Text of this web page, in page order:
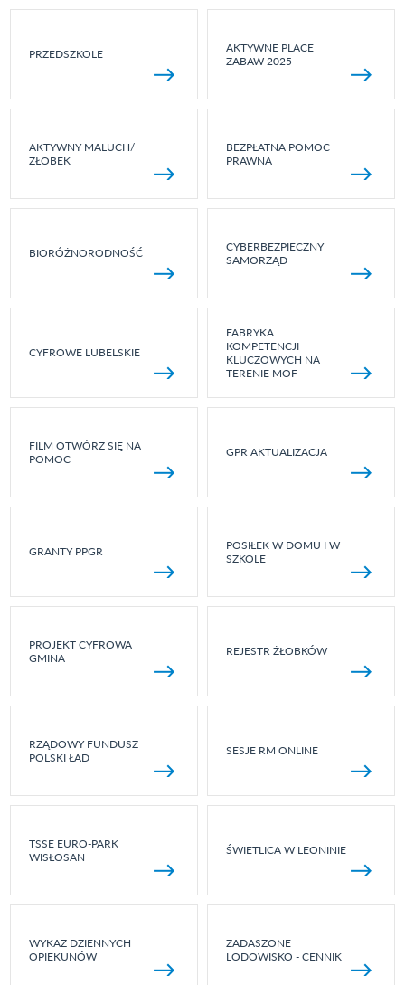
PRZEDSZKOLE
AKTYWNE PLACE
ZABAW 2025
AKTYWNY MALUCH/
ŻŁOBEK
BEZPŁATNA POMOC
PRAWNA
BIORÓŻNORODNOŚĆ
CYBERBEZPIECZNY
SAMORZĄD
CYFROWE LUBELSKIE
FABRYKA
KOMPETENCJI
KLUCZOWYCH NA
TERENIE MOF
FILM OTWÓRZ SIĘ NA
POMOC
GPR AKTUALIZACJA
GRANTY PPGR
POSIŁEK W DOMU I W
SZKOLE
PROJEKT CYFROWA
GMINA
REJESTR ŻŁOBKÓW
RZĄDOWY FUNDUSZ
POLSKI ŁAD
SESJE RM ONLINE
TSSE EURO-PARK
WISŁOSAN
ŚWIETLICA W LEONINIE
WYKAZ DZIENNYCH
OPIEKUNÓW
ZADASZONE
LODOWISKO - CENNIK